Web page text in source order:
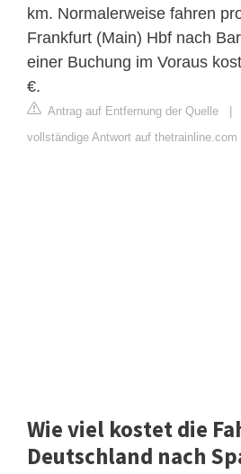
km. Normalerweise fahren
Frankfurt (Main) Hbf nach
einer Buchung im Voraus
€.
Antrag auf Entfernung der Quelle
vollständige Antwort auf thetrainline.com
Wie viel kostet die
Deutschland nach